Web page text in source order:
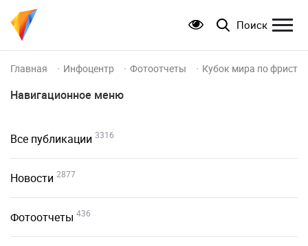
Поиск
Главная Инфоцентр Фотоотчеты Кубок мира по
Навигационное меню
Все публикации 3316
Новости 2877
Фотоотчеты 436